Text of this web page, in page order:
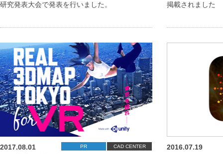
研究発表大会で発表を行いました。
掲載されました
PR CAD CENTER
2017.08.01
2016.07.19